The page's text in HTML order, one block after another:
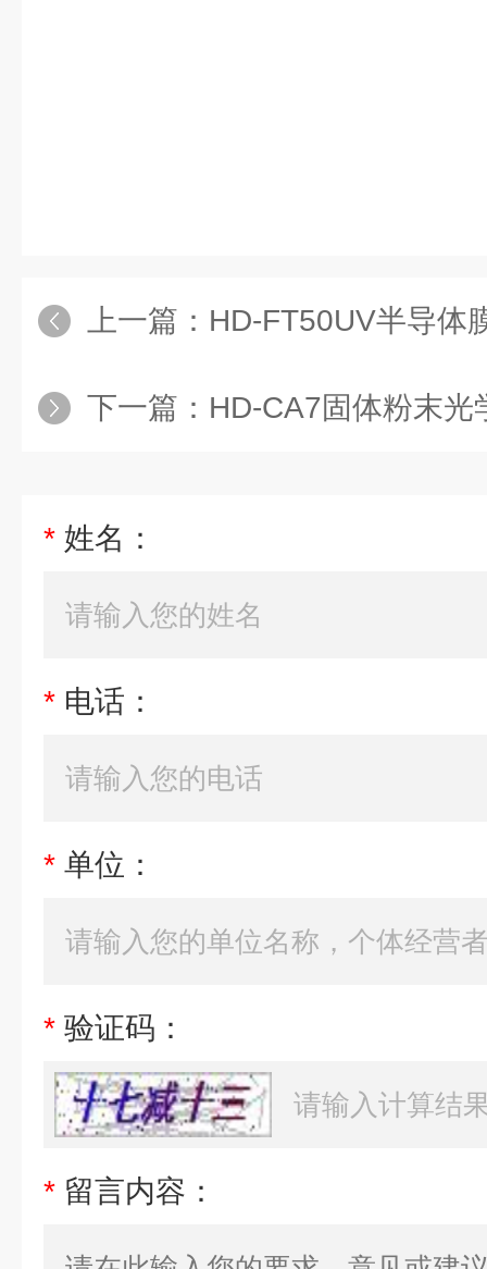
上一篇： HD-FT50UV半导体
下一篇： HD-CA7固体粉末光
* 姓名：
* 电话：
* 单位：
* 验证码：
* 留言内容：